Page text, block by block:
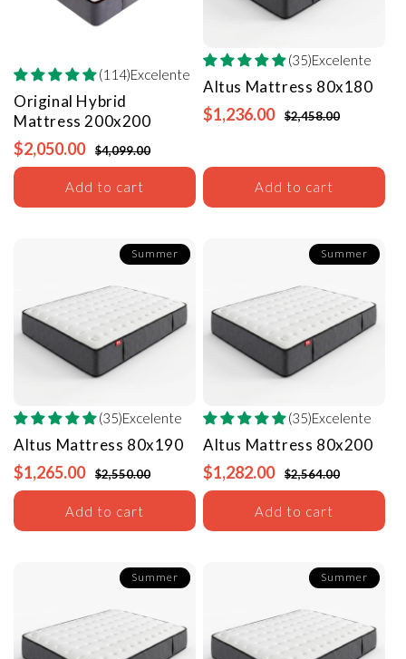
(114)Excelente
Original Hybrid
Mattress 200x200
$2,050.00 $4,099.00
Add to cart
(35)Excelente
Altus Mattress 80x180
$1,236.00 $2,458.00
Add to cart
Summer
(35)Excelente
Altus Mattress 80x190
$1,265.00 $2,550.00
Add to cart
Summer
(35)Excelente
Altus Mattress 80x200
$1,282.00 $2,564.00
Add to cart
Summer Summer